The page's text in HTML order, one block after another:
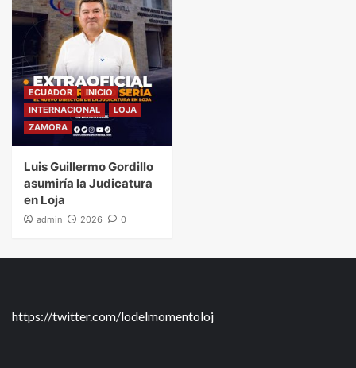
ECUADOR
INICIO
INTERNACIONAL
LOJA
ZAMORA
Luis Guillermo Gordillo
asumiría la Judicatura
en Loja
admin 2026 0
https://twitter.com/lodelmomentoloj